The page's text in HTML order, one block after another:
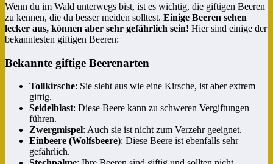
Wenn du im Wald unterwegs bist, ist es wichtig, die giftigen Beeren
zu kennen, die du besser meiden solltest. Einige Beeren sehen
lecker aus, können aber sehr gefährlich sein! Hier sind einige der
bekanntesten giftigen Beeren:
Bekannte giftige Beerenarten
Tollkirsche: Sie sieht aus wie eine Kirsche, ist aber extrem
giftig.
Seidelblast: Diese Beere kann zu schweren Vergiftungen
führen.
Zwergmispel: Auch sie ist nicht zum Verzehr geeignet.
Einbeere (Wolfsbeere): Diese Beere ist ebenfalls sehr
gefährlich.